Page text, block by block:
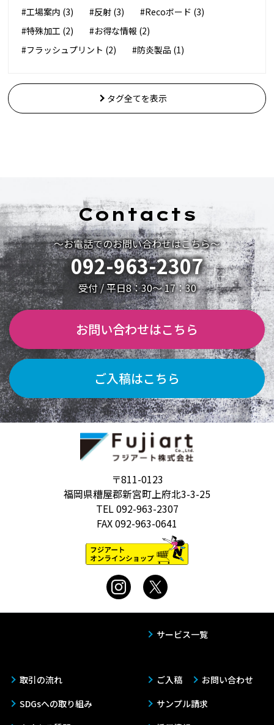
#工場案内 (3)
#反射 (3)
#Recoボード (3)
#特殊加工 (2)
#お得な情報 (2)
#フラッシュプリント (2)
#防炎製品 (1)
タグ全てを表示
Contacts
～お電話でのお問い合わせはこちら～
092-963-2307
受付 / 平日8：30～ 17：30
お問い合わせはこちら
ご入稿はこちら
〒811-0123
福岡県糟屋郡新宮町上府北3-3-25
TEL092-963-2307
FAX092-963-0641
サービス一覧
取引の流れ
SDGsへの取り組み
ご入稿
お問い合わせ
サンプル請求